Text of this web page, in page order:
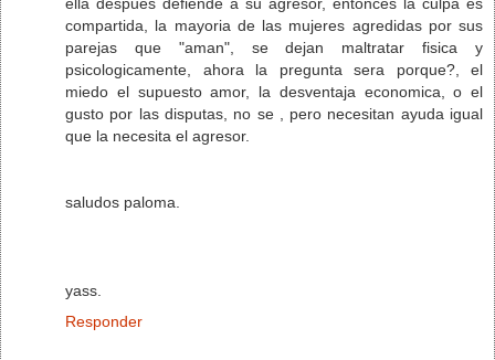
compartida, la mayoria de las mujeres agredidas por sus
parejas que "aman", se dejan maltratar fisica y
psicologicamente, ahora la pregunta sera porque?, el
miedo el supuesto amor, la desventaja economica, o el
gusto por las disputas, no se , pero necesitan ayuda igual
que la necesita el agresor.
saludos paloma.
yass.
Responder